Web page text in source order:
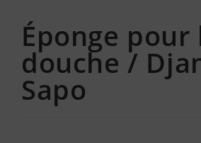
Éponge pour
douche /
Sapo